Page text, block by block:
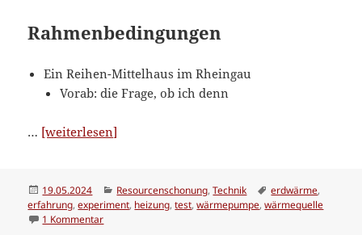
Rahmenbedingungen
Ein Reihen-Mittelhaus im Rheingau
Vorab: die Frage, ob ich denn
… [weiterlesen]
Wärmepumpe;
Wärmequelle:
Veröffentlicht
am
19.05.2024 Kategorien
Resourcenschonung,Technik Schlagwörter
erdwärme,
erfahrung,experiment, heizung,test,wärmepumpe,wärmequelle
1 Kommentarzu Heizung via Warmwasser-Wärmepumpe;